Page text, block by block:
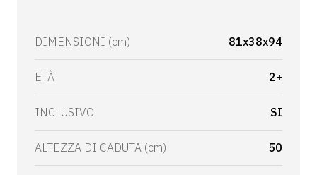
DIMENSIONI (cm) 81x38x94
ETÀ 2+
INCLUSIVO SI
ALTEZZA DI CADUTA (cm) 50